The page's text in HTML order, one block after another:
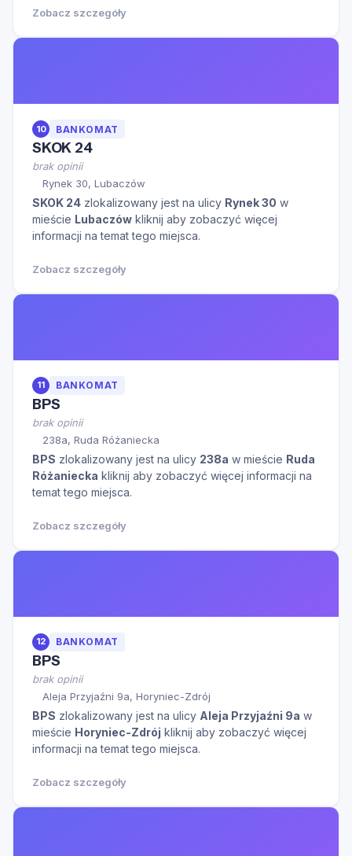
Zobacz szczegóły
10 BANKOMAT
SKOK 24
brak opinii
Rynek 30, Lubaczów
SKOK 24 zlokalizowany jest na ulicy Rynek 30 w
mieście Lubaczów kliknij aby zobaczyć więcej
informacji na temat tego miejsca.
Zobacz szczegóły
11 BANKOMAT
BPS
brak opinii
238a, Ruda Różaniecka
BPS zlokalizowany jest na ulicy 238a w mieście Ruda
Różaniecka kliknij aby zobaczyć więcej informacji na
temat tego miejsca.
Zobacz szczegóły
12 BANKOMAT
BPS
brak opinii
Aleja Przyjaźni 9a, Horyniec-Zdrój
BPS zlokalizowany jest na ulicy Aleja Przyjaźni 9a w
mieście Horyniec-Zdrój kliknij aby zobaczyć więcej
informacji na temat tego miejsca.
Zobacz szczegóły